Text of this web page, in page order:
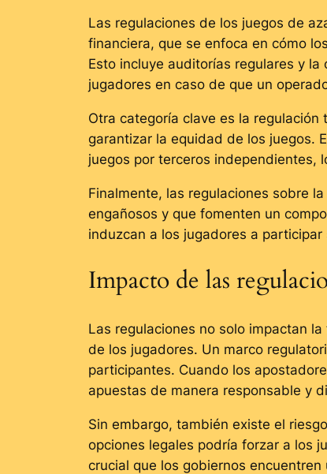
Las regulaciones de los juegos de
financiera, que se enfoca en cómo
Esto incluye auditorías regulares y
jugadores en caso de que un
Otra categoría clave es la
garantizar la equidad de los juegos.
juegos por terceros independientes,
Finalmente, las regulaciones sobre
engañosos y que fomenten un
induzcan a los jugadores a
Impacto de las
Las regulaciones no solo impactan
de los jugadores. Un marco
participantes. Cuando los
apuestas de manera responsable y
Sin embargo, también existe el
opciones legales podría forzar a los
crucial que los gobiernos